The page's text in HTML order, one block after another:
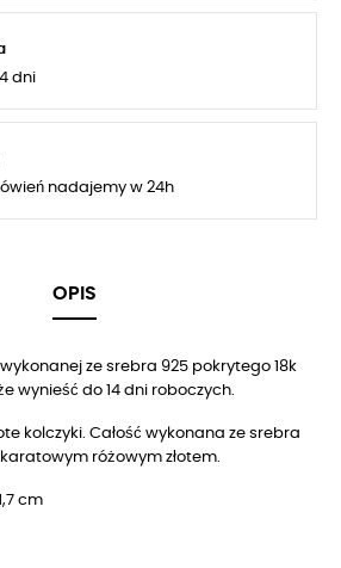
dni
nadajemy w 24h
OPIS
ze srebra 925 pokrytego 18k
wynieść do 14 dni roboczych.
kolczyki. Całość wykonana ze srebra
różowym złotem.
cm